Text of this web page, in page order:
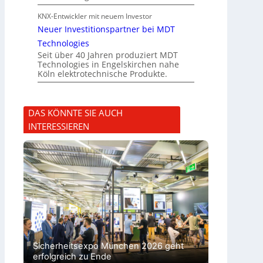
KNX-Entwickler mit neuem Investor
Neuer Investitionspartner bei MDT
Technologies
Seit über 40 Jahren produziert MDT
Technologies in Engelskirchen nahe
Köln elektrotechnische Produkte.
DAS KÖNNTE SIE AUCH
INTERESSIEREN
Sicherheitsexpo München 2026 geht
erfolgreich zu Ende